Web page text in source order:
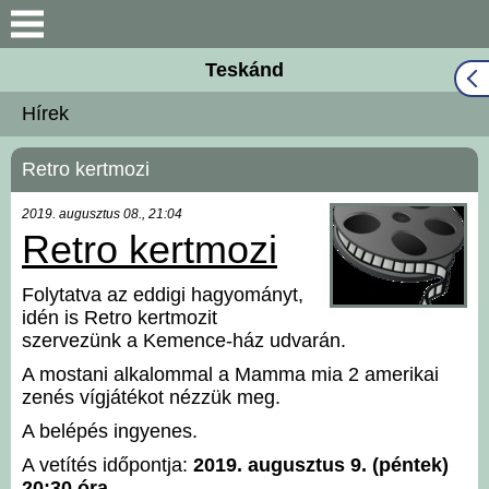
Keresés
Közös Önkormányzati
Hivatal
Naptár
Választási információk
Bemutatkozás
Falutörténet
Hírek
Önkormányzat
Teskánd
Hírek
Retro kertmozi
2019. augusztus 08., 21:04
Retro kertmozi
Folytatva az eddigi hagyományt,
idén is Retro kertmozit
szervezünk a Kemence-ház udvarán.
A mostani alkalommal a Mamma mia 2 amerikai
zenés vígjátékot nézzük meg.
A belépés ingyenes.
A vetítés időpontja: 2019. augusztus 9. (péntek)